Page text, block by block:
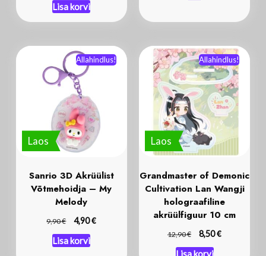
Lisa korvi
Laos
Allahindlus!
Sanrio 3D Akrüülist
Võtmehoidja – My
Melody
9,90€ 4,90€
Lisa korvi
Laos
Allahindlus!
Grandmaster of Demonic
Cultivation Lan Wangji
holograafiline
akrüülfiguur 10 cm
12,90€ 8,50€